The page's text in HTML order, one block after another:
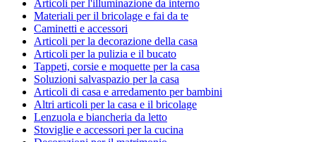
Articoli per l'illuminazione da interno
Materiali per il bricolage e fai da te
Caminetti e accessori
Articoli per la decorazione della casa
Articoli per la pulizia e il bucato
Tappeti, corsie e moquette per la casa
Soluzioni salvaspazio per la casa
Articoli di casa e arredamento per bambini
Altri articoli per la casa e il bricolage
Lenzuola e biancheria da letto
Stoviglie e accessori per la cucina